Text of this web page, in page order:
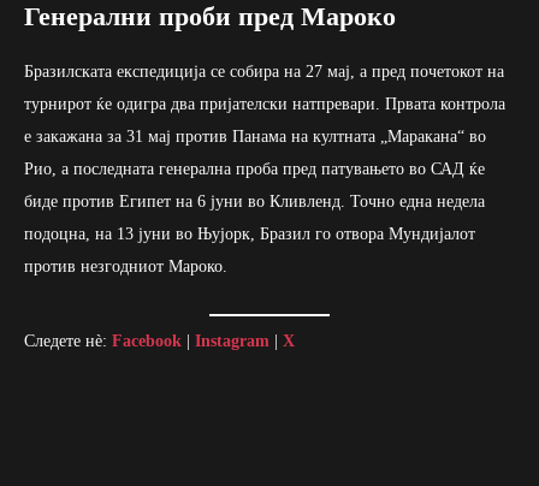
Генерални проби пред Мароко
Бразилската експедиција се собира на 27 мај, а пред почетокот на
турнирот ќе одигра два пријателски натпревари. Првата контрола
е закажана за 31 мај против Панама на култната „Маракана“ во
Рио, а последната генерална проба пред патувањето во САД ќе
биде против Египет на 6 јуни во Кливленд. Точно една недела
подоцна, на 13 јуни во Њујорк, Бразил го отвора Мундијалот
против незгодниот Мароко.
Следете нè: Facebook Instagram X